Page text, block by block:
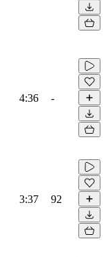
4:36 -
3:37 92